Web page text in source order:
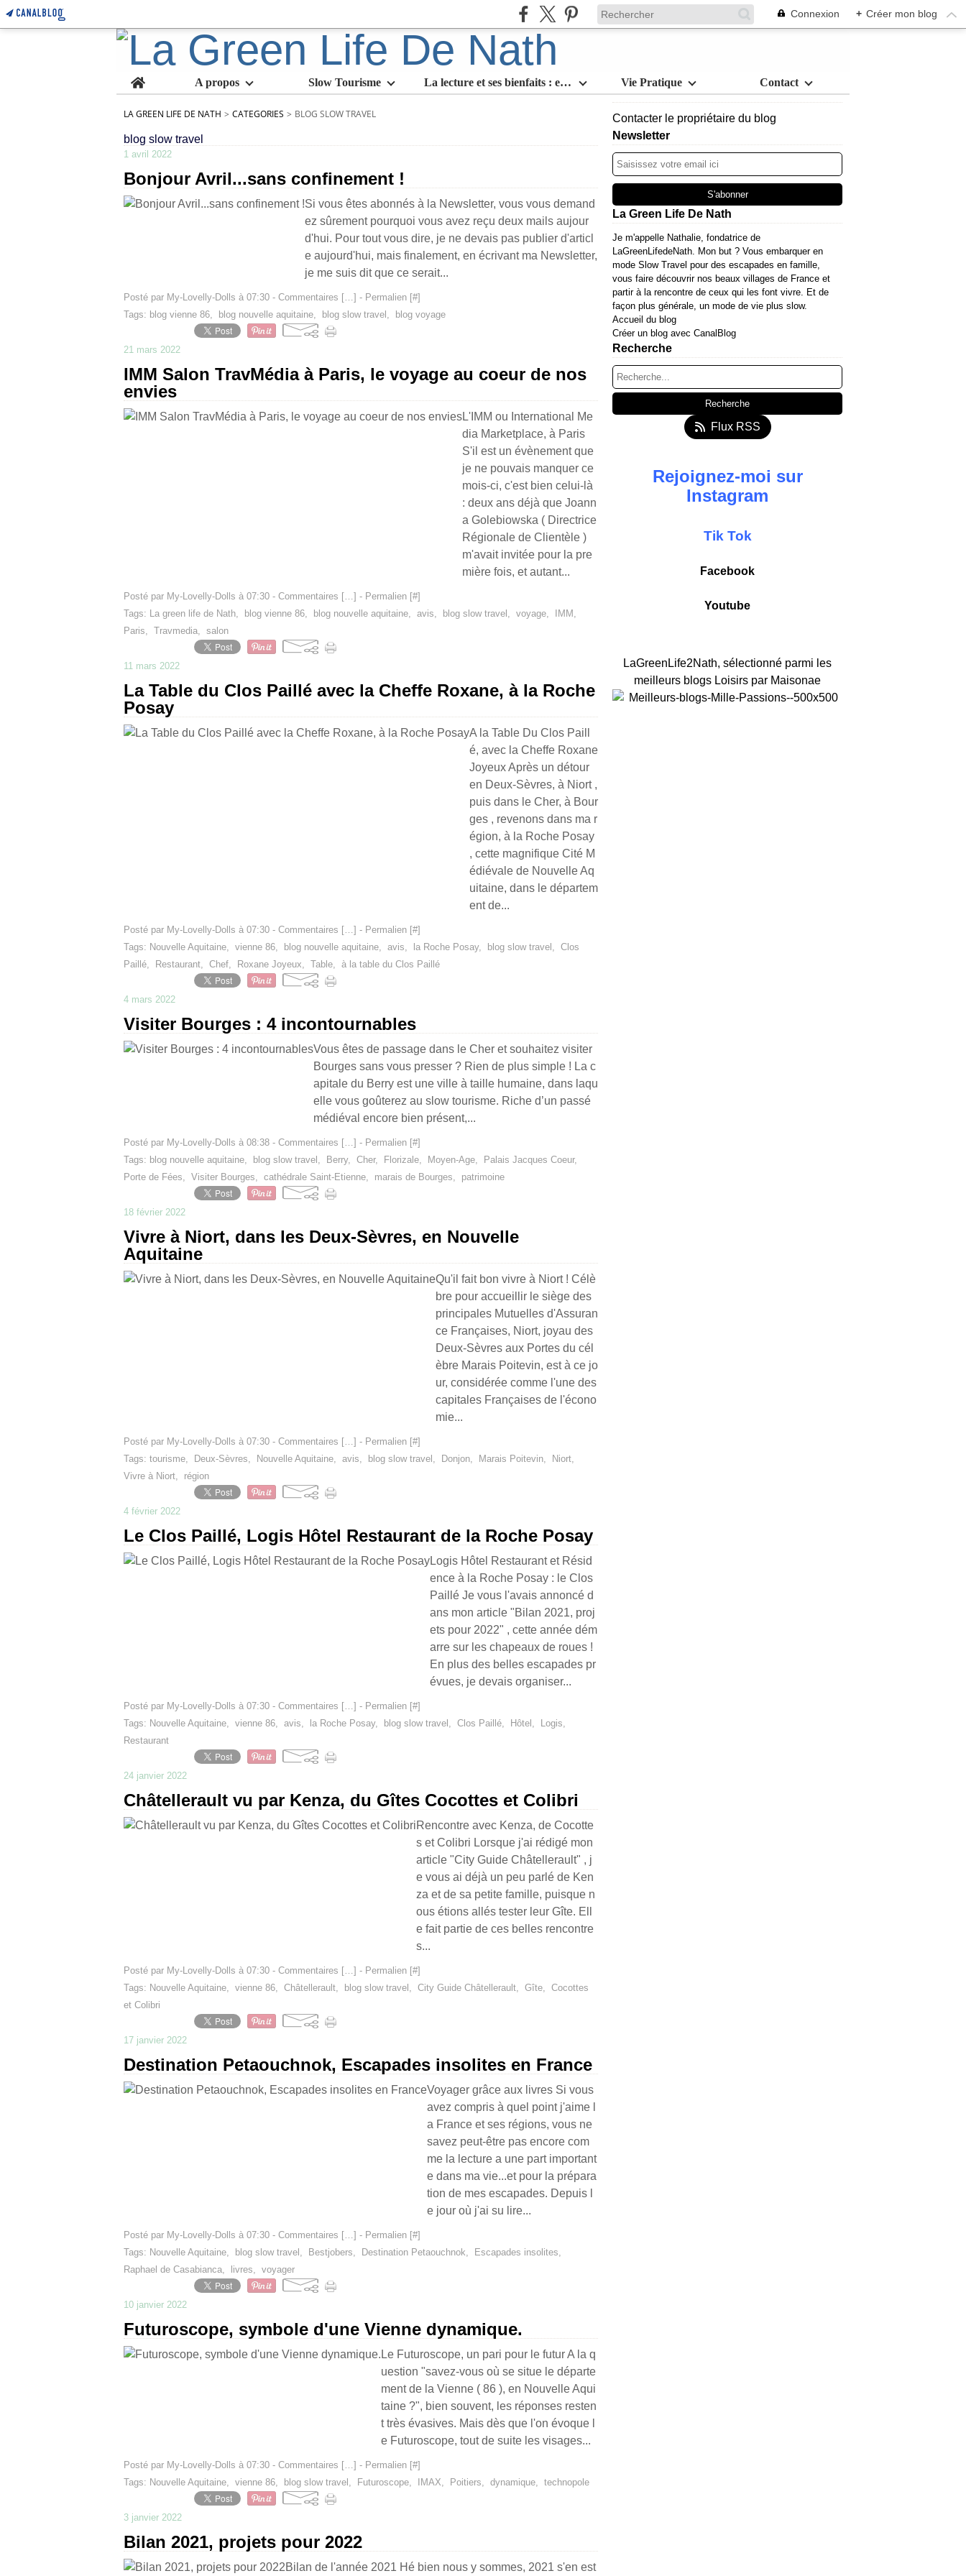
Connexion + Créer mon blog
Home A propos Slow Tourisme La lecture et ses bienfaits : en quoi est-ce l'activité slow par excellence Vie Pratique Contact
LA GREEN LIFE DE NATH > CATEGORIES > BLOG SLOW TRAVEL
blog slow travel
1 avril 2022
Bonjour Avril...sans confinement !
Si vous êtes abonnés à la Newsletter, vous vous demand
ez sûrement pourquoi vous avez reçu deux mails aujour
d'hui. Pour tout vous dire, je ne devais pas publier d'articl
e aujourd'hui, mais finalement, en écrivant ma Newsletter,
je me suis dit que ce serait...
Posté par My-Lovelly-Dolls à 07:30 - Commentaires […] - Permalien [#]
Tags: blog vienne 86, blog nouvelle aquitaine, blog slow travel , blog voyage
21 mars 2022
IMM Salon TravMédia à Paris, le voyage au coeur de nos
envies
L'IMM ou International Me
dia Marketplace, à Paris
S'il est un évènement que
je ne pouvais manquer ce
mois-ci, c'est bien celui-là
: deux ans déjà que Joann
a Golebiowska ( Directrice
Régionale de Clientèle )
m'avait invitée pour la pre
mière fois, et autant...
Posté par My-Lovelly-Dolls à 07:30 - Commentaires […] - Permalien [#]
Tags: La green life de Nath, blog vienne 86, blog nouvelle aquitaine, avis, blog slow travel , voyage, IMM ,
Paris, Travmedia, salon
11 mars 2022
La Table du Clos Paillé avec la Cheffe Roxane, à la Roche
Posay
A la Table Du Clos Paill
é, avec la Cheffe Roxane
Joyeux Après un détour
en Deux-Sèvres, à Niort ,
puis dans le Cher, à Bour
ges , revenons dans ma r
égion, à la Roche Posay
, cette magnifique Cité M
édiévale de Nouvelle Aq
uitaine, dans le départem
ent de...
Posté par My-Lovelly-Dolls à 07:30 - Commentaires […] - Permalien [#]
Tags: Nouvelle Aquitaine, vienne 86, blog nouvelle aquitaine, avis, la Roche Posay, blog slow travel , Clos
Paillé, Restaurant, Chef, Roxane Joyeux, Table, à la table du Clos Paillé
4 mars 2022
Visiter Bourges : 4 incontournables
Vous êtes de passage dans le Cher et souhaitez visiter
Bourges sans vous presser ? Rien de plus simple ! La c
apitale du Berry est une ville à taille humaine, dans laqu
elle vous goûterez au slow tourisme. Riche d’un passé
médiéval encore bien présent,...
Posté par My-Lovelly-Dolls à 08:38 - Commentaires […] - Permalien [#]
Tags: blog nouvelle aquitaine, blog slow travel , Berry, Cher, Florizale, Moyen-Age, Palais Jacques Coeur,
Porte de Fées, Visiter Bourges, cathédrale Saint-Etienne, marais de Bourges, patrimoine
18 février 2022
Vivre à Niort, dans les Deux-Sèvres, en Nouvelle
Aquitaine
Qu'il fait bon vivre à Niort ! Célè
bre pour accueillir le siège des
principales Mutuelles d'Assuran
ce Françaises, Niort, joyau des
Deux-Sèvres aux Portes du cél
èbre Marais Poitevin, est à ce jo
ur, considérée comme l'une des
capitales Françaises de l'écono
mie...
Posté par My-Lovelly-Dolls à 07:30 - Commentaires […] - Permalien [#]
Tags: tourisme, Deux-Sèvres, Nouvelle Aquitaine, avis, blog slow travel , Donjon, Marais Poitevin, Niort,
Vivre à Niort, région
4 février 2022
Le Clos Paillé, Logis Hôtel Restaurant de la Roche Posay
Logis Hôtel Restaurant et Résid
ence à la Roche Posay : le Clos
Paillé Je vous l'avais annoncé d
ans mon article "Bilan 2021, proj
ets pour 2022" , cette année dém
arre sur les chapeaux de roues !
En plus des belles escapades pr
évues, je devais organiser...
Posté par My-Lovelly-Dolls à 07:30 - Commentaires […] - Permalien [#]
Tags: Nouvelle Aquitaine, vienne 86, avis, la Roche Posay, blog slow travel , Clos Paillé, Hôtel , Logis,
Restaurant
24 janvier 2022
Châtellerault vu par Kenza, du Gîtes Cocottes et Colibri
Rencontre avec Kenza, de Cocotte
s et Colibri Lorsque j'ai rédigé mon
article "City Guide Châtellerault" , j
e vous ai déjà un peu parlé de Ken
za et de sa petite famille, puisque n
ous étions allés tester leur Gîte. Ell
e fait partie de ces belles rencontre
s...
Posté par My-Lovelly-Dolls à 07:30 - Commentaires […] - Permalien [#]
Tags: Nouvelle Aquitaine, vienne 86, Châtellerault, blog slow travel , City Guide Châtellerault, Gîte, Cocottes
et Colibri
17 janvier 2022
Destination Petaouchnok, Escapades insolites en France
Voyager grâce aux livres Si vous
avez compris à quel point j'aime l
a France et ses régions, vous ne
savez peut-être pas encore com
me la lecture a une part important
e dans ma vie...et pour la prépara
tion de mes escapades. Depuis l
e jour où j'ai su lire...
Posté par My-Lovelly-Dolls à 07:30 - Commentaires […] - Permalien [#]
Tags: Nouvelle Aquitaine, blog slow travel , Bestjobers, Destination Petaouchnok, Escapades insolites,
Raphael de Casabianca, livres, voyager
10 janvier 2022
Futuroscope, symbole d'une Vienne dynamique.
Le Futuroscope, un pari pour le futur A la q
uestion "savez-vous où se situe le départe
ment de la Vienne ( 86 ), en Nouvelle Aqui
taine ?", bien souvent, les réponses resten
t très évasives. Mais dès que l'on évoque l
e Futuroscope, tout de suite les visages...
Posté par My-Lovelly-Dolls à 07:30 - Commentaires […] - Permalien [#]
Tags: Nouvelle Aquitaine, vienne 86, blog slow travel , Futuroscope, IMAX, Poitiers, dynamique, technopole
3 janvier 2022
Bilan 2021, projets pour 2022
Bilan de l'année 2021 Hé bien nous y sommes, 2021 s'en est
Contacter le propriétaire du blog
Newsletter
La Green Life De Nath
Je m'appelle Nathalie, fondatrice de
LaGreenLifedeNath. Mon but ? Vous embarquer en
mode Slow Travel pour des escapades en famille,
vous faire découvrir nos beaux villages de France et
partir à la rencontre de ceux qui les font vivre. Et de
façon plus générale, un mode de vie plus slow.
Accueil du blog
Créer un blog avec CanalBlog
Recherche
Flux RSS
Rejoignez-moi sur
Instagram
Tik Tok
Facebook
Youtube
LaGreenLife2Nath, sélectionné parmi les
meilleurs blogs Loisirs par Maisonae